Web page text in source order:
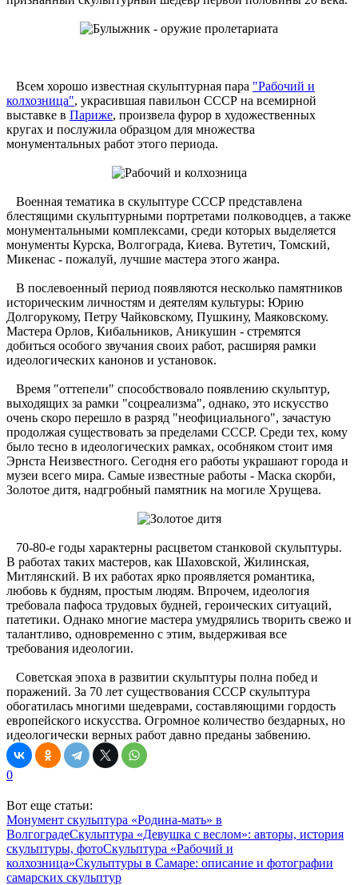
Всем хорошо известная скульптурная пара "Рабочий и
колхозница", украсившая павильон СССР на всемирной
выставке в Париже, произвела фурор в художественных
кругах и послужила образцом для множества
монументальных работ этого периода.
Военная тематика в скульптуре СССР представлена
блестящими скульптурными портретами полководцев, а также
монументальными комплексами, среди которых выделяется
монументы Курска, Волгограда, Киева. Вутетич, Томский,
Микенас - пожалуй, лучшие мастера этого жанра.
В послевоенный период появляются несколько памятников
историческим личностям и деятелям культуры: Юрию
Долгорукому, Петру Чайковскому, Пушкину, Маяковскому.
Мастера Орлов, Кибальников, Аникушин - стремятся
добиться особого звучания своих работ, расширяя рамки
идеологических канонов и установок.
Время "оттепели" способствовало появлению скульптур,
выходящих за рамки "соцреализма", однако, это искусство
очень скоро перешло в разряд "неофициального", зачастую
продолжая существовать за пределами СССР. Среди тех, кому
было тесно в идеологических рамках, особняком стоит имя
Эрнста Неизвестного. Сегодня его работы украшают города и
музеи всего мира. Самые известные работы - Маска скорби,
Золотое дитя, надгробный памятник на могиле Хрущева.
70-80-е годы характерны расцветом станковой скульптуры.
В работах таких мастеров, как Шаховской, Жилинская,
Митлянский. В их работах ярко проявляется романтика,
любовь к будням, простым людям. Впрочем, идеология
требовала пафоса трудовых будней, героических ситуаций,
патетики. Однако многие мастера умудрялись творить свежо и
талантливо, одновременно с этим, выдерживая все
требования идеологии.
Советская эпоха в развитии скульптуры полна побед и
поражений. За 70 лет существования СССР скульптура
обогатилась многими шедеврами, составляющими гордость
европейского искусства. Огромное количество бездарных, но
идеологически верных работ давно преданы забвению.
0
Вот еще статьи:
Монумент скульптура «Родина-мать» в
ВолгоградеСкульптура «Девушка с веслом»: авторы, история
скульптуры, фотоСкульптура «Рабочий и
колхозница»Скульптуры в Самаре: описание и фотографии
самарских скульптур